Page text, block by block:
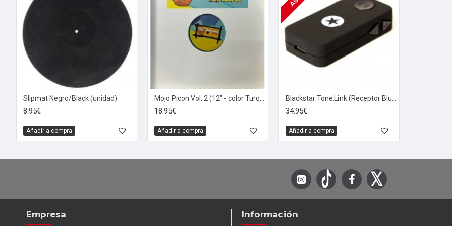
Slipmat Negro/Black (unidad)
8.95€
Añadir a compra
18.95€
Añadir a compra
34.95€
Añadir a compra
Empresa Información